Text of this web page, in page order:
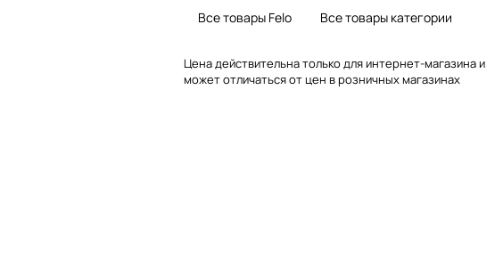
Все товары Felo Все товары категории
Цена действительна только для интернет-магазина и
может отличаться от цен в розничных магазинах